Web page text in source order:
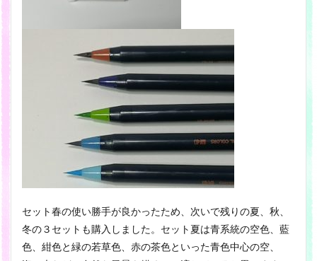
セット春の使い勝手が良かったため、次いで残りの夏、秋、
冬の３セットも購入しました。セット夏は青系統の空色、藍
色、紺色と緑の若草色、赤の茶色といった青色中心の空、